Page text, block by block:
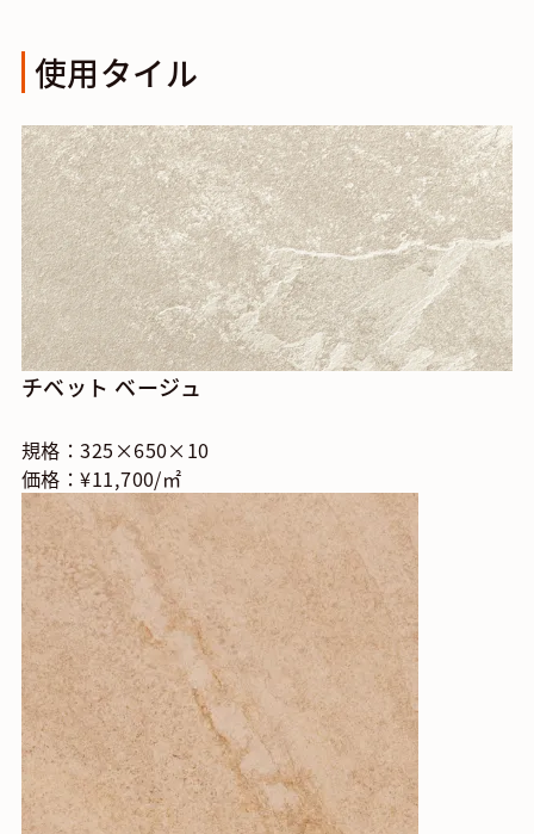
使用タイル
チベット ベージュ
規格：325×650×10
価格：¥11,700/㎡